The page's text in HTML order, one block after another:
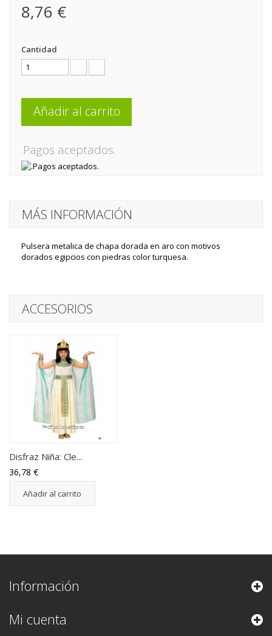
8,76 €
Cantidad
Añadir al carrito
.Pagos aceptados.
MÁS INFORMACIÓN
Pulsera metalica de chapa dorada en aro con motivos
dorados egipcios con piedras color turquesa.
ACCESORIOS
Disfraz Niña: Cle...
36,78 €
Añadir al carrito
Información
Mi cuenta